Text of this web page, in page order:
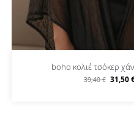
boho κολιέ τσόκερ
39,40€ 31,50